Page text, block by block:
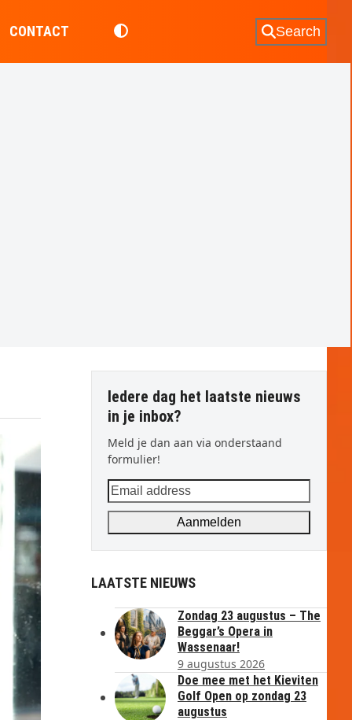
CONTACT Search
Iedere dag het laatste nieuws
in je inbox?
Meld je dan aan via onderstaand
formulier!
Email
address
Aanmelden
LAATSTE NIEUWS
Zondag 23 augustus – The
Beggar’s Opera in
Wassenaar!
9 augustus 2026
Doe mee met het Kieviten
Golf Open op zondag 23
augustus